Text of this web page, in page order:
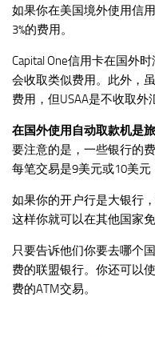
如果你在美国境外使用信
3%的费用。
Capital One信用卡在国外
会收取类似费用。此外，
费用，但USAA是不收取外
在国外使用自动取款机是
要注意的是，一些银行的
每笔交易是9美元或10美元
如果你的开户行是大银行
这样你就可以在其他国家
只要告诉他们你要去哪个
费的联盟银行。你还可以
费的ATM交易。